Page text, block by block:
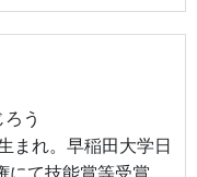
う
まれ。早稲田大学日
て技能賞等受賞。